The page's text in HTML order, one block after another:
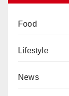
Food
Lifestyle
News